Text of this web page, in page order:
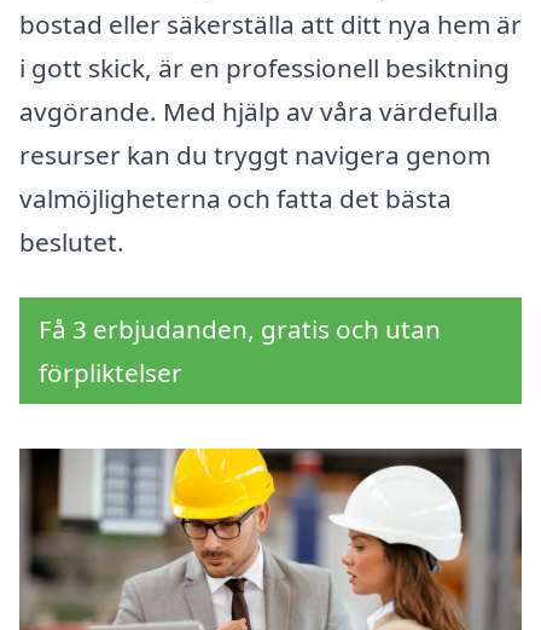
bostad eller säkerställa att ditt nya hem är
i gott skick, är en professionell besiktning
avgörande. Med hjälp av våra värdefulla
resurser kan du tryggt navigera genom
valmöjligheterna och fatta det bästa
beslutet.
Få 3 erbjudanden, gratis och utan
förpliktelser